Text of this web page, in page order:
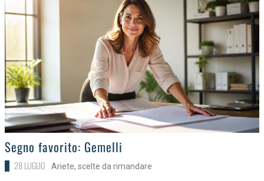
>
Segno favorito: Gemelli
28 LUGLIO Ariete, scelte da rimandare